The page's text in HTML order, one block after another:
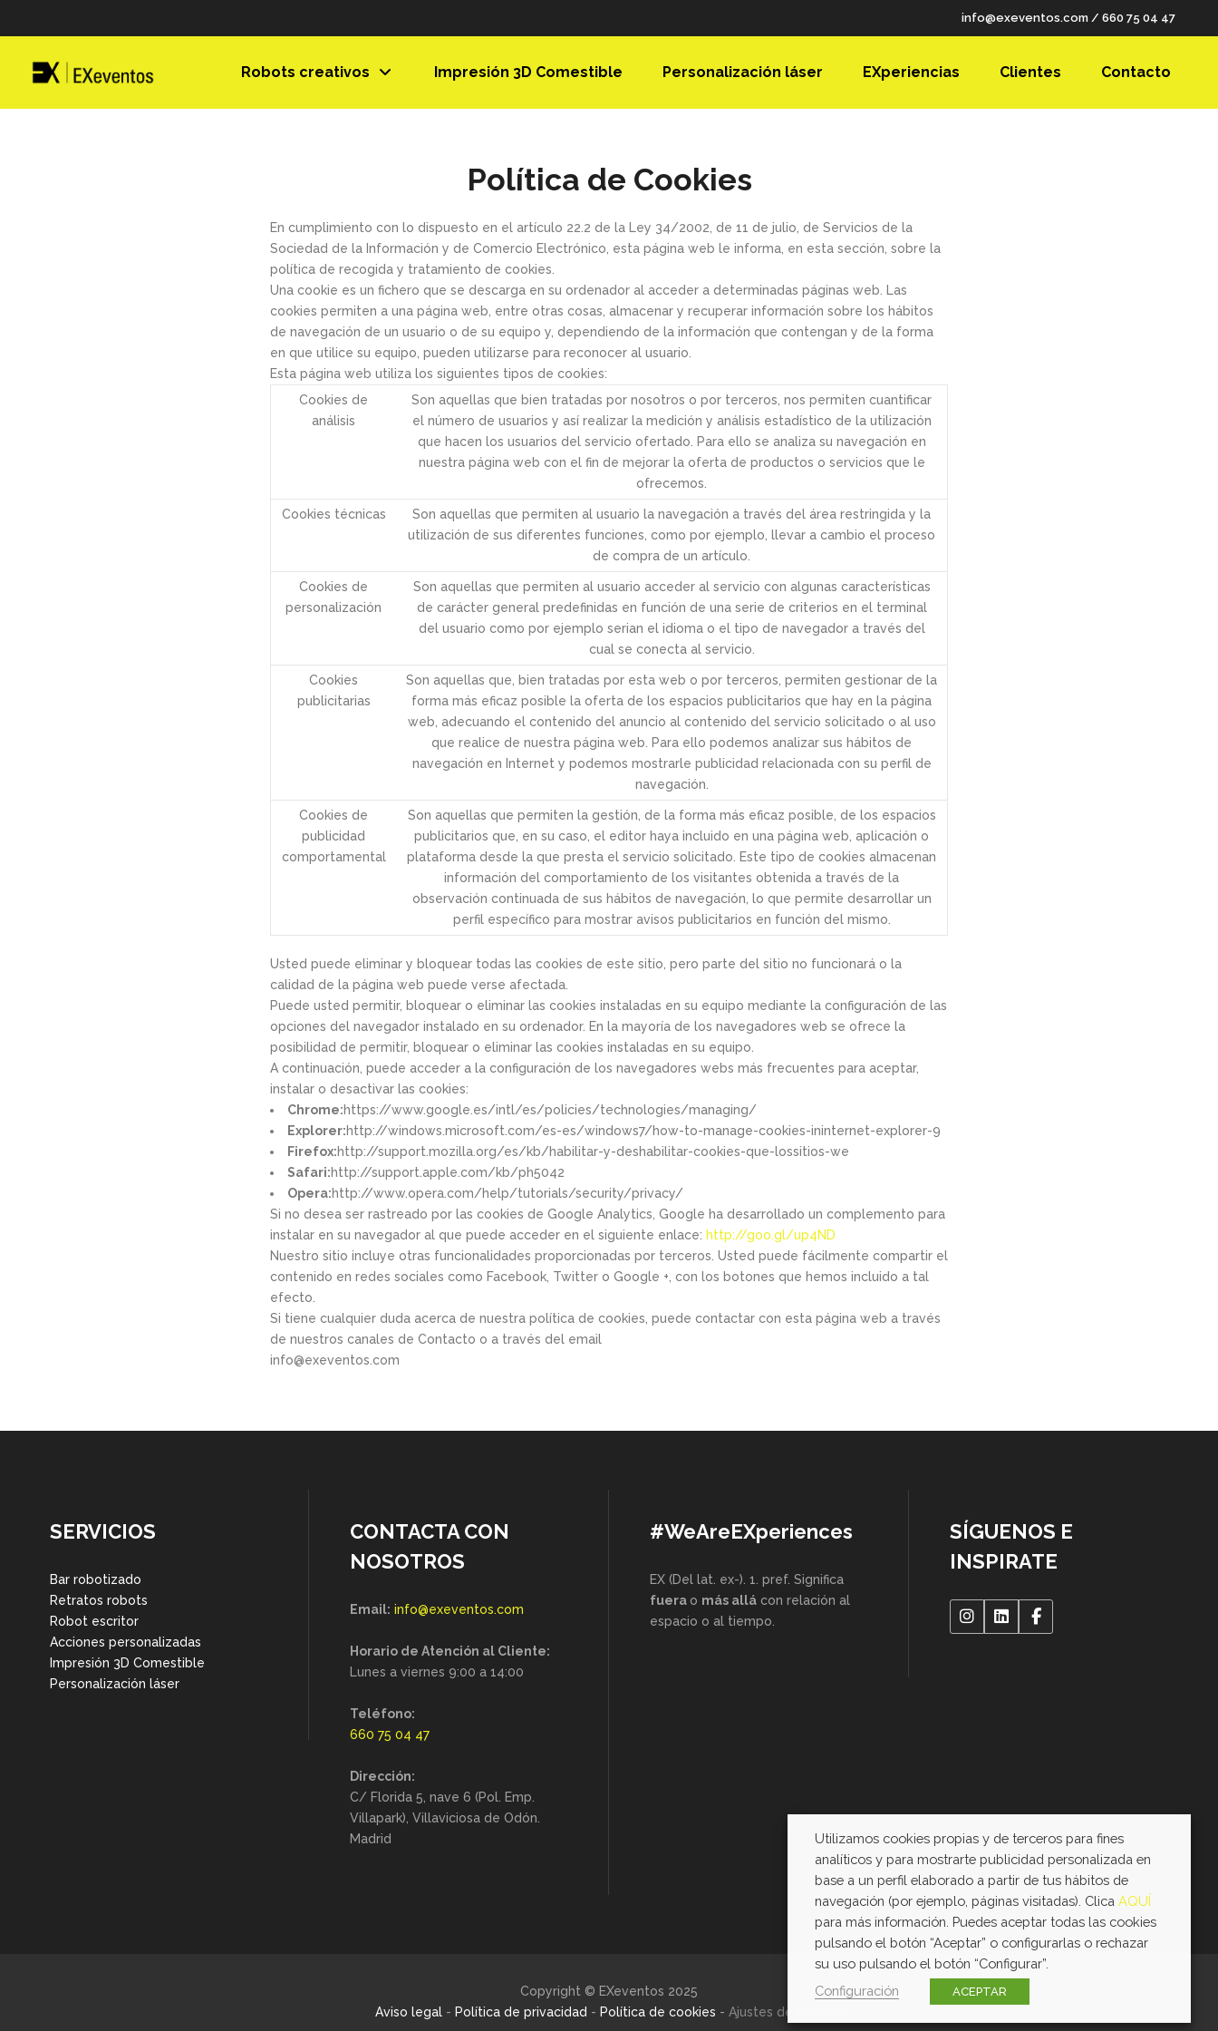
info@exeventos.com / 660 75 04 47
Robots creativos Impresión 3D Comestible Personalización láser EXperiencias Clientes Contacto
Política de Cookies
En cumplimiento con lo dispuesto en el artículo 22.2 de la Ley 34/2002, de 11 de julio, de Servicios de la
Sociedad de la Información y de Comercio Electrónico, esta página web le informa, en esta sección, sobre la
política de recogida y tratamiento de cookies.
Una cookie es un fichero que se descarga en su ordenador al acceder a determinadas páginas web. Las
cookies permiten a una página web, entre otras cosas, almacenar y recuperar información sobre los hábitos
de navegación de un usuario o de su equipo y, dependiendo de la información que contengan y de la forma
en que utilice su equipo, pueden utilizarse para reconocer al usuario.
Esta página web utiliza los siguientes tipos de cookies:
Cookies de
análisis
Son aquellas que bien tratadas por nosotros o por terceros, nos permiten cuantificar
el número de usuarios y así realizar la medición y análisis estadístico de la utilización
que hacen los usuarios del servicio ofertado. Para ello se analiza su navegación en
nuestra página web con el fin de mejorar la oferta de productos o servicios que le
ofrecemos.
Cookies técnicas
Son aquellas que permiten al usuario la navegación a través del área restringida y la
utilización de sus diferentes funciones, como por ejemplo, llevar a cambio el proceso
de compra de un artículo.
Cookies de
personalización
Son aquellas que permiten al usuario acceder al servicio con algunas características
de carácter general predefinidas en función de una serie de criterios en el terminal
del usuario como por ejemplo serian el idioma o el tipo de navegador a través del
cual se conecta al servicio.
Cookies
publicitarias
Son aquellas que, bien tratadas por esta web o por terceros, permiten gestionar de la
forma más eficaz posible la oferta de los espacios publicitarios que hay en la página
web, adecuando el contenido del anuncio al contenido del servicio solicitado o al uso
que realice de nuestra página web. Para ello podemos analizar sus hábitos de
navegación en Internet y podemos mostrarle publicidad relacionada con su perfil de
navegación.
Cookies de
publicidad
comportamental
Son aquellas que permiten la gestión, de la forma más eficaz posible, de los espacios
publicitarios que, en su caso, el editor haya incluido en una página web, aplicación o
plataforma desde la que presta el servicio solicitado. Este tipo de cookies almacenan
información del comportamiento de los visitantes obtenida a través de la
observación continuada de sus hábitos de navegación, lo que permite desarrollar un
perfil específico para mostrar avisos publicitarios en función del mismo.
Usted puede eliminar y bloquear todas las cookies de este sitio, pero parte del sitio no funcionará o la
calidad de la página web puede verse afectada.
Puede usted permitir, bloquear o eliminar las cookies instaladas en su equipo mediante la configuración de las
opciones del navegador instalado en su ordenador. En la mayoría de los navegadores web se ofrece la
posibilidad de permitir, bloquear o eliminar las cookies instaladas en su equipo.
A continuación, puede acceder a la configuración de los navegadores webs más frecuentes para aceptar,
instalar o desactivar las cookies:
Chrome:https://www.google.es/intl/es/policies/technologies/managing/
Explorer:http://windows.microsoft.com/es-es/windows7/how-to-manage-cookies-ininternet-explorer-9
Firefox:http://support.mozilla.org/es/kb/habilitar-y-deshabilitar-cookies-que-lossitios-we
Safari:http://support.apple.com/kb/ph5042
Opera:http://www.opera.com/help/tutorials/security/privacy/
Si no desea ser rastreado por las cookies de Google Analytics, Google ha desarrollado un complemento para
instalar en su navegador al que puede acceder en el siguiente enlace: http://goo.gl/up4ND
Nuestro sitio incluye otras funcionalidades proporcionadas por terceros. Usted puede fácilmente compartir el
contenido en redes sociales como Facebook, Twitter o Google +, con los botones que hemos incluido a tal
efecto.
Si tiene cualquier duda acerca de nuestra política de cookies, puede contactar con esta página web a través
de nuestros canales de Contacto o a través del email
info@exeventos.com
SERVICIOS
Bar robotizado
Retratos robots
Robot escritor
Acciones personalizadas
Impresión 3D Comestible
Personalización láser
CONTACTA CON
NOSOTROS
Email: info@exeventos.com
Horario de Atención al Cliente:
Lunes a viernes 9:00 a 14:00
Teléfono:
660 75 04 47
Dirección:
C/ Florida 5, nave 6 (Pol. Emp.
Villapark), Villaviciosa de Odón.
Madrid
#WeAreEXperiences
EX (Del lat. ex-). 1. pref. Significa
fuera o más allá con relación al
espacio o al tiempo.
SÍGUENOS E
INSPIRATE
Copyright © EXeventos 2025
Aviso legal- Política de privacidad - Política de cookies - Ajustes de cookies
Utilizamos cookies propias y de terceros para fines
analíticos y para mostrarte publicidad personalizada en
base a un perfil elaborado a partir de tus hábitos de
navegación (por ejemplo, páginas visitadas). Clica AQUÍ
para más información. Puedes aceptar todas las cookies
pulsando el botón “Aceptar” o configurarlas o rechazar
su uso pulsando el botón “Configurar”.
Configuración
ACEPTAR